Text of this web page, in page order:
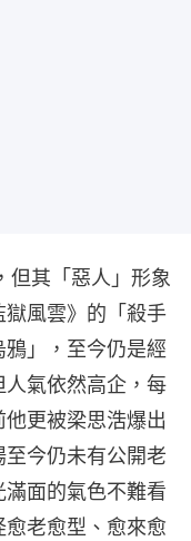
但其「惡人」形象
風雲》的「殺手
」，至今仍是經
氣依然高企，每
更被梁思浩爆出
至今仍未有公開老
面的氣色不難看
老愈型、愈來愈